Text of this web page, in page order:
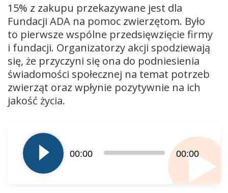
15% z zakupu przekazywane jest dla
Fundacji ADA na pomoc zwierzętom. Było
to pierwsze wspólne przedsięwzięcie firmy
i fundacji. Organizatorzy akcji spodziewają
się, że przyczyni się ona do podniesienia
świadomości społecznej na temat potrzeb
zwierząt oraz wpłynie pozytywnie na ich
jakość życia.
plików
dźwiękowych
00:00 00:00